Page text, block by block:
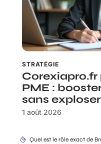
STRATÉGIE
Corexiapro.fr
PME :
sans
1 août 2026